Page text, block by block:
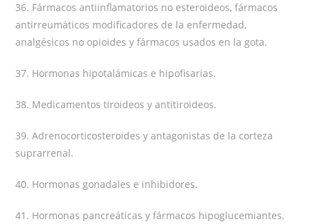
36. Fármacos antiinflamatorios no esteroideos, fármacos
antirreumáticos modificadores de la enfermedad,
analgésicos no opioides y fármacos usados en la gota.
37. Hormonas hipotalámicas e hipofisarias.
38. Medicamentos tiroideos y antitiroideos.
39. Adrenocorticosteroides y antagonistas de la corteza
suprarrenal.
40. Hormonas gonadales e inhibidores.
41. Hormonas pancreáticas y fármacos hipoglucemiantes.